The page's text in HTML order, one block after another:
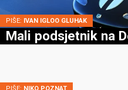
PIŠE: IVAN IGLOO GLUHAK
Mali podsjetnik na
PIŠE: NIKO POZNAT